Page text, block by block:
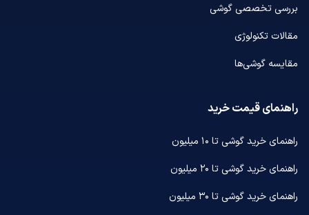
بررسی تخصصی گوشی
مقالات تکنولوژی
مقایسه گوشی‌ها
راهنمای قیمت خرید
راهنمای خرید گوشی تا ۱۰ میلیون
راهنمای خرید گوشی تا ۲۰ میلیون
راهنمای خرید گوشی تا ۳۰ میلیون